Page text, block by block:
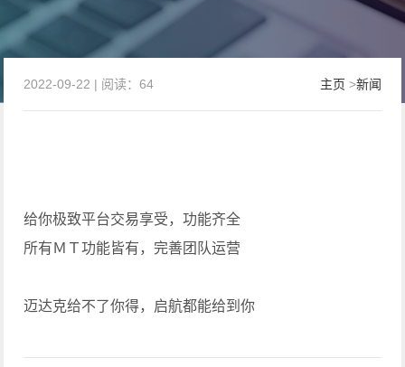
主页 >新闻
2022-09-22 | 阅读：64
给你极致平台交易享受，功能齐全
所有ＭＴ功能皆有，完善团队运营
迈达克给不了你得，启航都能给到你